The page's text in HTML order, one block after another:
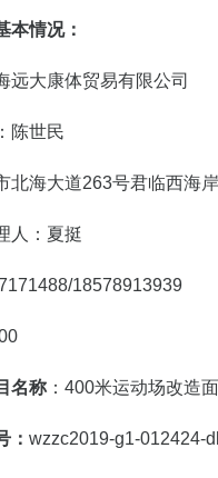
本情况：
远大康体贸易有限公司
陈世民
北海大道263号君临西海
人：夏挺
18578913939
名称 ：400米运动场改造
： wzzc2019-g1-012424-